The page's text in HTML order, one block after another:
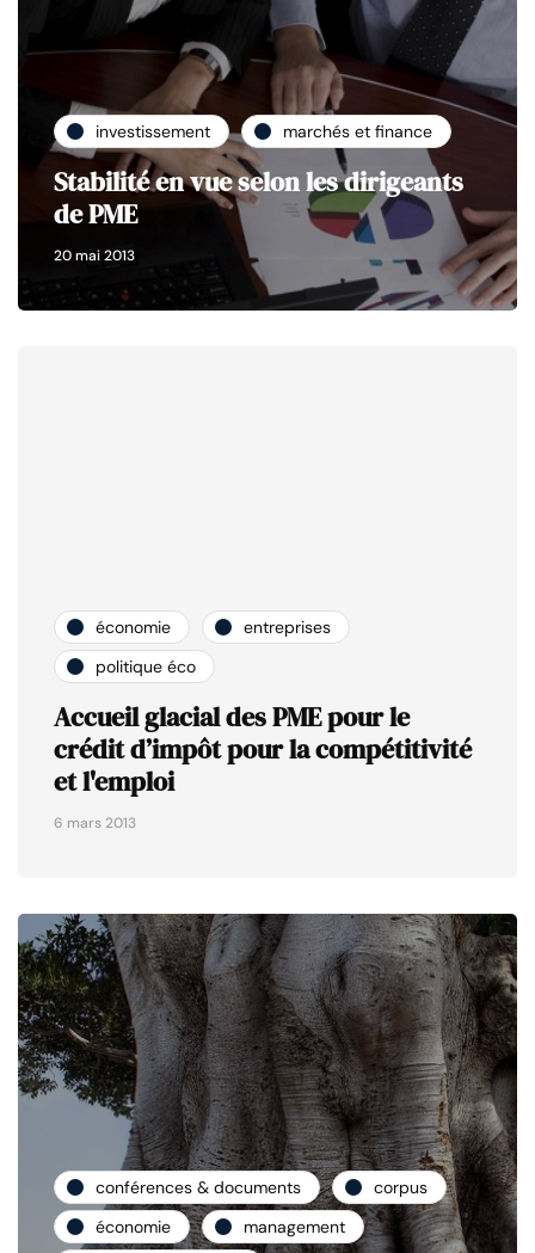
investissement marchés et finance
Stabilité en vue selon les dirigeants
de PME
20 mai 2013
économie
entreprises
politique éco
Accueil glacial des PME pour le
crédit d’impôt pour la compétitivité
et l'emploi
6 mars 2013
conférences & documents
corpus
économie
management